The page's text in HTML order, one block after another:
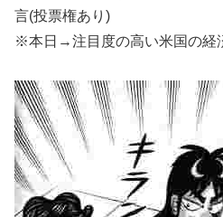
言(投票権あり)
※本日→注目度の高い米国の経